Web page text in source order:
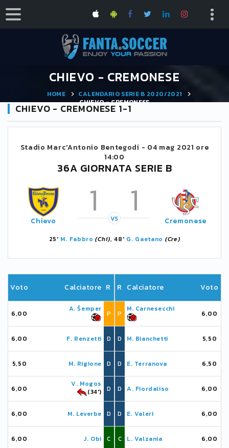
CHIEVO - CREMONESE
HOME
CALENDARIO SERIE B 2020/2021
CHIEVO - CREMONESE
CHIEVO - CREMONESE 1-1
Stadio Marc'Antonio Bentegodi - 04 mag 2021 ore
14:00
36A GIORNATA SERIE B
Chievo 1 1
VS Cremonese
25' M. Fabbro (Chi), 48' G. Gaetano (Cre)
Voto Calciatore R
6,00
A. Šemper
P
6,00 F. Renzetti D
5,50 M. Rigione D
6,00
V. Mogos
(34')
D
6,00 M. Leverbe D
6,00 J. Obi C
R Calciatore Voto
P
M. Carnesecchi
6,00
D M. Bianchetti 5,50
D E. Terranova 6,50
D A. Fiordaliso 6,00
D E. Valeri 6,00
C L. Valzania 6,00